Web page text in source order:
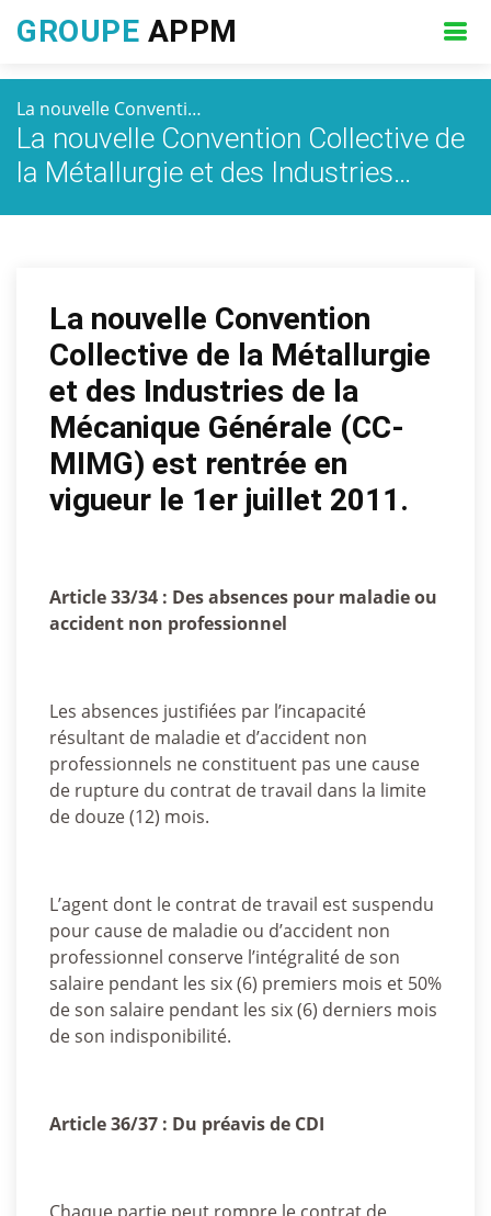
GROUPE APPM
La nouvelle Conventi…
La nouvelle Convention Collective de
la Métallurgie et des Industries…
La nouvelle Convention
Collective de la Métallurgie
et des Industries de la
Mécanique Générale (CC-
MIMG) est rentrée en
vigueur le 1er juillet 2011.
Article 33/34 : Des absences pour maladie ou
accident non professionnel
Les absences justifiées par l’incapacité
résultant de maladie et d’accident non
professionnels ne constituent pas une cause
de rupture du contrat de travail dans la limite
de douze (12) mois.
L’agent dont le contrat de travail est suspendu
pour cause de maladie ou d’accident non
professionnel conserve l’intégralité de son
salaire pendant les six (6) premiers mois et 50%
de son salaire pendant les six (6) derniers mois
de son indisponibilité.
Article 36/37 : Du préavis de CDI